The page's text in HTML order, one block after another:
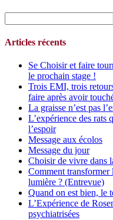
Articles récents
Se Choisir et faire
le prochain stage !
Trois EMI, trois
faire après avoir
La graisse n’est pas
L’expérience des rats
l’espoir
Message aux écolos
Message du jour
Choisir de vivre dans
Comment transformer
lumière ? (Entrevue)
Quand on est bien, le
L’Expérience de
psychiatrisées